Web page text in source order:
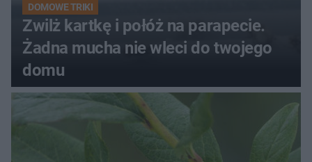
DOMOWE TRIKI
Zwilż kartkę i połóż na parapecie.
Żadna mucha nie wleci do twojego
domu